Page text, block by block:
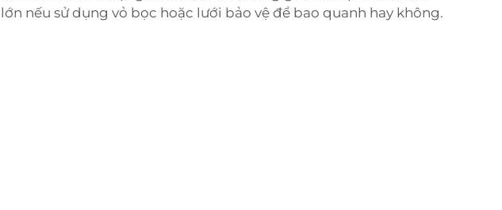
lớn nếu sử dụng vỏ bọc hoặc lưới bảo vệ để bao quanh hay không.